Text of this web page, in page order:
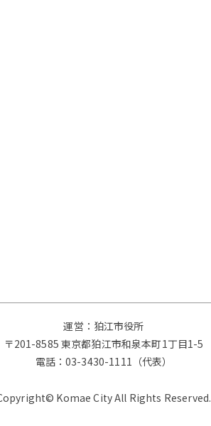
運営：狛江市役所
〒201-8585 東京都狛江市和泉本町1丁目1-5
電話：03-3430-1111（代表）
Komae City All Rights Reserved.